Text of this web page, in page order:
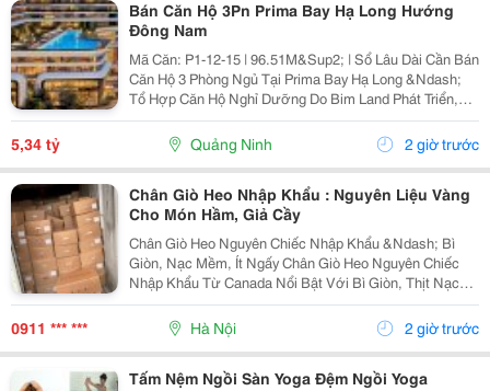
Bán Căn Hộ 3Pn Prima Bay Hạ Long Hướng
Đông Nam
Mã Căn: P1-12-15 | 96.51M&Sup2; | Sổ Lâu Dài Cần Bán
Căn Hộ 3 Phòng Ngủ Tại Prima Bay Hạ Long &Ndash;
Tổ Hợp Căn Hộ Nghỉ Dưỡng Do Bim Land Phát Triển,
Mặt Đường Hoàng Quốc Việt, Bán Đảo 1 Halong
Marina, Bãi Cháy, Hạ Long. ✅ Hướng Đông Nam,
Thoáng...
5,34 tỷ Quảng Ninh 2 giờ trước
Chân Giò Heo Nhập Khẩu : Nguyên Liệu Vàng
Cho Món Hầm, Giả Cầy
Chân Giò Heo Nguyên Chiếc Nhập Khẩu &Ndash; Bì
Giòn, Nạc Mềm, Ít Ngấy Chân Giò Heo Nguyên Chiếc
Nhập Khẩu Từ Canada Nổi Bật Với Bì Giòn, Thịt Nạc
Mềm, Ít Mỡ , Phần Mỡ Béo Vừa Phải Nên Ăn Thơm Mà
Không Ngấy. Đây Là Nguyên Liệu Lý Tưởng Cho Các
0911 *** *** Hà Nội 2 giờ trước
Tấm Nệm Ngồi Sàn Yoga Đệm Ngồi Yoga